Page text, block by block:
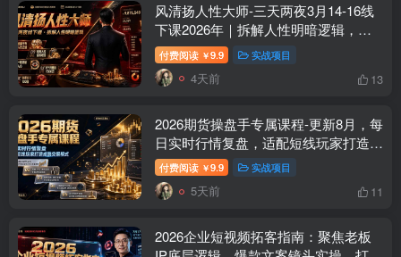
风清扬人性大师-三天两夜3月14-16线
下课2026年｜拆解人性明暗逻辑，识
人避坑，千万粉涨粉+直播百倍变现实
战教学
付费阅读 ￥9.9 实战项目
4天前 13
2026期货操盘手专属课程-更新8月，每
日实时行情复盘，适配短线玩家打造成
熟交易模式
付费阅读 ￥9.9 实战项目
5天前 11
2026企业短视频拓客指南：聚焦老板